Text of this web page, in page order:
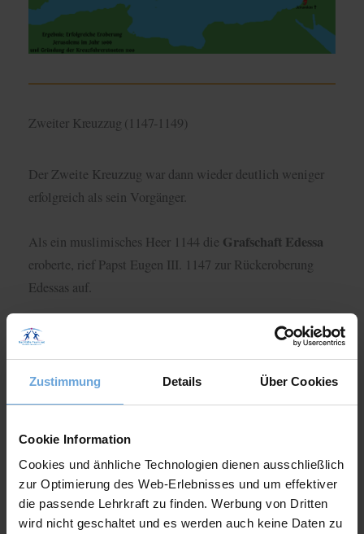
Zustimmung Details Über Cookies
Cookie Information
Cookies und änhliche Technologien dienen ausschließlich
zur Optimierung des Web-Erlebnisses und um effektiver
die passende Lehrkraft zu finden. Werbung von Dritten
wird nicht geschaltet und es werden auch keine Daten zu
Zweiter Kreuzzug (1147-1149)
Der Zweite Kreuzzug war dann wieder deutlich weniger
erfolgreich als sein Vorgänger.
Als ein muslimisches Heer 1144 die Grafschaft Edessa
eroberte, rief Papst Eugen III. 1147 zur Rückeroberung
Edessas auf.
Erneut war das Unterfangen sehr schlecht organisiert
scheiterteund Edessa unter muslimischer Herrschaft
blieb.